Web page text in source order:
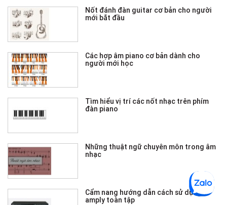
Nốt đánh đàn guitar cơ bản cho người
mới bắt đầu
Các hợp âm piano cơ bản dành cho
người mới học
Tìm hiểu vị trí các nốt nhạc trên phím
đàn piano
Những thuật ngữ chuyên môn trong âm
nhạc
Cẩm nang hướng dẫn cách sử dụng
amply toàn tập